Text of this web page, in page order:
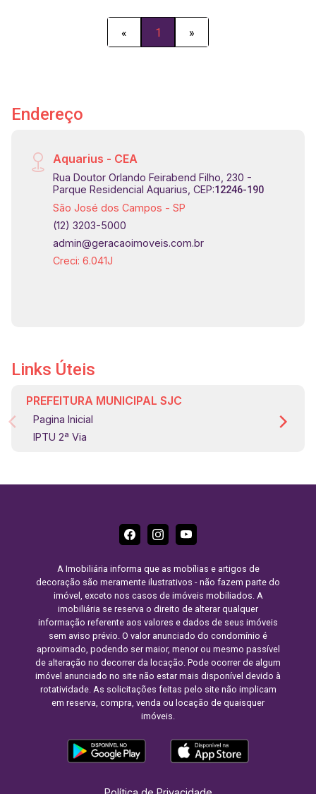
« 1 »
Endereço
Aquarius - CEA
Rua Doutor Orlando Feirabend Filho, 230 -
Parque Residencial Aquarius, CEP:12246-190
São José dos Campos - SP
(12) 3203-5000
admin@geracaoimoveis.com.br
Creci: 6.041J
Links Úteis
PREFEITURA MUNICIPAL SJC
Pagina Inicial
IPTU 2ª Via
A Imobiliária informa que as mobílias e artigos de
decoração são meramente ilustrativos - não fazem parte do
imóvel, exceto nos casos de imóveis mobiliados. A
imobiliária se reserva o direito de alterar qualquer
informação referente aos valores e dados de seus imóveis
sem aviso prévio. O valor anunciado do condomínio é
aproximado, podendo ser maior, menor ou mesmo passível
de alteração no decorrer da locação. Pode ocorrer de algum
imóvel anunciado no site não estar mais disponível devido à
rotatividade. As solicitações feitas pelo site não implicam
em reserva, compra, venda ou locação de quaisquer
imóveis.